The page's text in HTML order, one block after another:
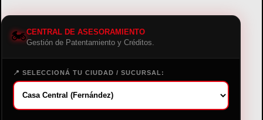
🏍️CENTRAL DE ASESORAMIENTO
Gestión de Patentamiento y Créditos.
📍 SELECCIONÁ TU CIUDAD / SUCURSAL: